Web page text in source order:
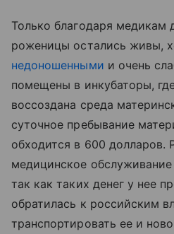
Только благодаря медикам
роженицы остались живы,
недоношенными и очень
помещены в инкубаторы,
воссоздана среда
суточное пребывание
обходится в 600 долларов.
медицинское
так как таких денег у нее
обратилась к российским
транспортировать ее и